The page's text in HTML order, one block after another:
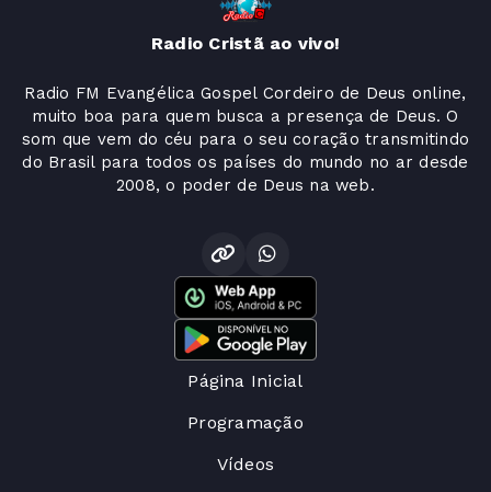
Radio Cristã ao vivo!
Radio FM Evangélica Gospel Cordeiro de Deus online,
muito boa para quem busca a presença de Deus. O
som que vem do céu para o seu coração transmitindo
do Brasil para todos os países do mundo no ar desde
2008, o poder de Deus na web.
Página Inicial
Programação
Vídeos